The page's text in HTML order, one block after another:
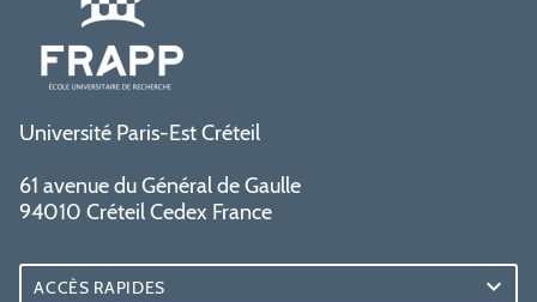
Université Paris-Est Créteil
61 avenue du Général de Gaulle
94010 Créteil Cedex France
ACCÈS RAPIDES